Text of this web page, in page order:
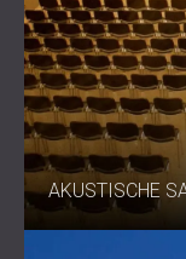
AKUSTISCHE